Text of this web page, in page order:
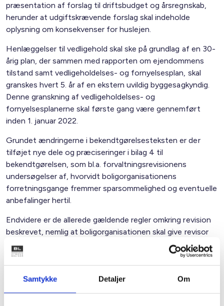
Samtykke Detaljer Om
præsentation af forslag til driftsbudget og årsregnskab,
herunder at udgiftskrævende forslag skal indeholde
oplysning om konsekvenser for huslejen.
Henlæggelser til vedligehold skal ske på grundlag af en 30-
årig plan, der sammen med rapporten om ejendommens
tilstand samt vedligeholdelses- og fornyelsesplan, skal
granskes hvert 5. år af en ekstern uvildig byggesagkyndig.
Denne granskning af vedligeholdelses- og
fornyelsesplanerne skal første gang være gennemført
inden 1. januar 2022.
Grundet ændringerne i bekendtgørelsesteksten er der
tilføjet nye dele og præciseringer i bilag 4 til
bekendtgørelsen, som bl.a. forvaltningsrevisionens
undersøgelser af, hvorvidt boligorganisationens
forretningsgange fremmer sparsommelighed og eventuelle
anbefalinger hertil.
Endvidere er de allerede gældende regler omkring revision
beskrevet, nemlig at boligorganisationen skal give revisor
oplysninger, der er af betydning for bedømmelsen af
boligorganisationens regnskab samt for revisors vurdering
af, om der i forvaltningen er taget økonomiske hensyn.